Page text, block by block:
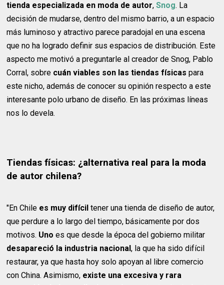
tienda especializada en moda de autor,Snog. La
decisión de mudarse, dentro del mismo barrio, a un espacio
más luminoso y atractivo parece paradojal en una escena
que no ha logrado definir sus espacios de distribución. Este
aspecto me motivó a preguntarle al creador de Snog, Pablo
Corral, sobre cuán viables son las tiendas físicas para
este nicho, además de conocer su opinión respecto a este
interesante polo urbano de diseño. En las próximas líneas
nos lo devela.
Tiendas físicas: ¿alternativa real para la moda
de autor chilena?
"En Chile es muy difícil tener una tienda de diseño de autor,
que perdure a lo largo del tiempo, básicamente por dos
motivos. Uno es que desde la época del gobierno militar
desapareció la industria nacional, la que ha sido difícil
restaurar, ya que hasta hoy solo apoyan al libre comercio
con China. Asimismo, existe una excesiva y rara